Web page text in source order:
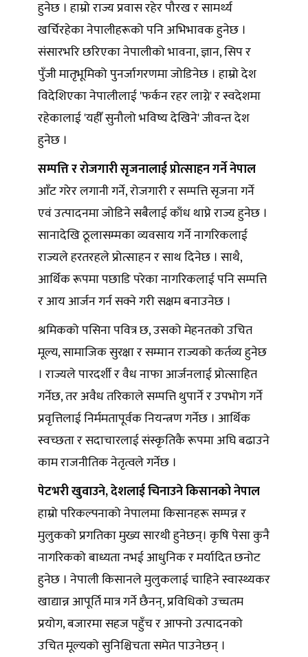
हुनेछ । हाम्रो राज्य प्रवास रहेर पौरख र सामर्थ्य
खर्चिरहेका नेपालीहरूको पनि अभिभावक हुनेछ ।
संसारभरि छरिएका नेपालीको भावना, ज्ञान, सिप र
पुँजी मातृभूमिको पुनर्जागरणमा जोडिनेछ । हाम्रो देश
विदेशिएका नेपालीलाई 'फर्कन रहर लाग्ने' र स्वदेशमा
रहेकालाई 'यहीँ सुनौलो भविष्य देखिने' जीवन्त देश
हुनेछ ।
सम्पत्ति र रोजगारी सृजनालाई प्रोत्साहन गर्ने नेपाल
आँट गरेर लगानी गर्ने, रोजगारी र सम्पत्ति सृजना गर्ने
एवं उत्पादनमा जोडिने सबैलाई काँध थाप्ने राज्य हुनेछ ।
सानादेखि ठूलासम्मका व्यवसाय गर्ने नागरिकलाई
राज्यले हरतरहले प्रोत्साहन र साथ दिनेछ । साथै,
आर्थिक रूपमा पछाडि परेका नागरिकलाई पनि सम्पत्ति
र आय आर्जन गर्न सक्ने गरी सक्षम बनाउनेछ ।
श्रमिकको पसिना पवित्र छ, उसको मेहनतको उचित
मूल्य, सामाजिक सुरक्षा र सम्मान राज्यको कर्तव्य हुनेछ
। राज्यले पारदर्शी र वैध नाफा आर्जनलाई प्रोत्साहित
गर्नेछ, तर अवैध तरिकाले सम्पत्ति थुपार्ने र उपभोग गर्ने
प्रवृत्तिलाई निर्ममतापूर्वक नियन्त्रण गर्नेछ । आर्थिक
स्वच्छता र सदाचारलाई संस्कृतिकै रूपमा अघि बढाउने
काम राजनीतिक नेतृत्वले गर्नेछ ।
पेटभरी खुवाउने, देशलाई चिनाउने किसानको नेपाल
हाम्रो परिकल्पनाको नेपालमा किसानहरू सम्पन्न र
मुलुकको प्रगतिका मुख्य सारथी हुनेछन्। कृषि पेसा कुनै
नागरिकको बाध्यता नभई आधुनिक र मर्यादित छनोट
हुनेछ । नेपाली किसानले मुलुकलाई चाहिने स्वास्थ्यकर
खाद्यान्न आपूर्ति मात्र गर्ने छैनन्, प्रविधिको उच्चतम
प्रयोग, बजारमा सहज पहुँच र आफ्नो उत्पादनको
उचित मूल्यको सुनिश्चिचता समेत पाउनेछन् ।